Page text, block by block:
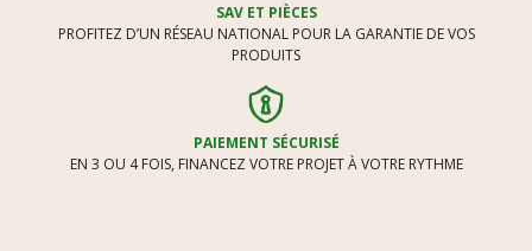
SAV ET PIÈCES
PROFITEZ D’UN RÉSEAU NATIONAL POUR LA GARANTIE DE VOS
PRODUITS
PAIEMENT SÉCURISÉ
EN 3 OU 4 FOIS, FINANCEZ VOTRE PROJET À VOTRE RYTHME